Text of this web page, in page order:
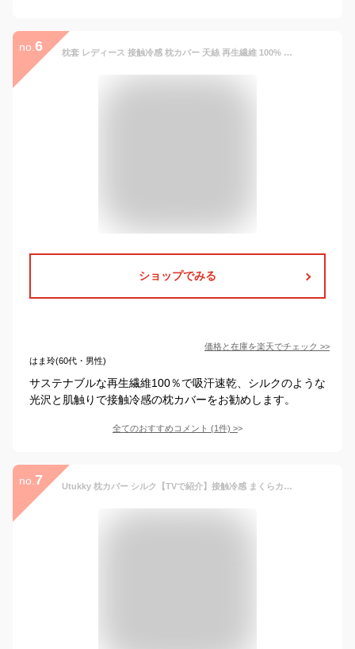
no. 6 枕套 レディース 接触冷感 枕カバー 天絲 再生繊維 100% 夏用 軽量 吸湿速乾 純色 花柄 豆沙紫 海茵ブルー 藍蓮紫 ミルク杏 俏佳人 石墨グリーン 夏莎蘭 シャンパンゴールド 雅士グレー ココナッツグレー 銀河グレー 桜花ピンク 48x74cm
ショップでみる
価格と在庫を楽天でチェック >>
はま玲(60代・男性)
サステナブルな再生繊維100％で吸汗速乾、シルクのような
光沢と肌触りで接触冷感の枕カバーをお勧めします。
全てのおすすめコメント (1件) >
no. 7 Utukky 枕カバー シルク【TVで紹介】接触冷感 まくらカバー シルク 43×63cm シルク100％枕カバー 6Aランク 封筒式 両面用 シルクタイプ 封筒式 ピローケース 美髪・美肌 乾燥対策 静電気防止 お肌に優しい 抗菌防臭 寝具 1枚セット グレイッシュブルー